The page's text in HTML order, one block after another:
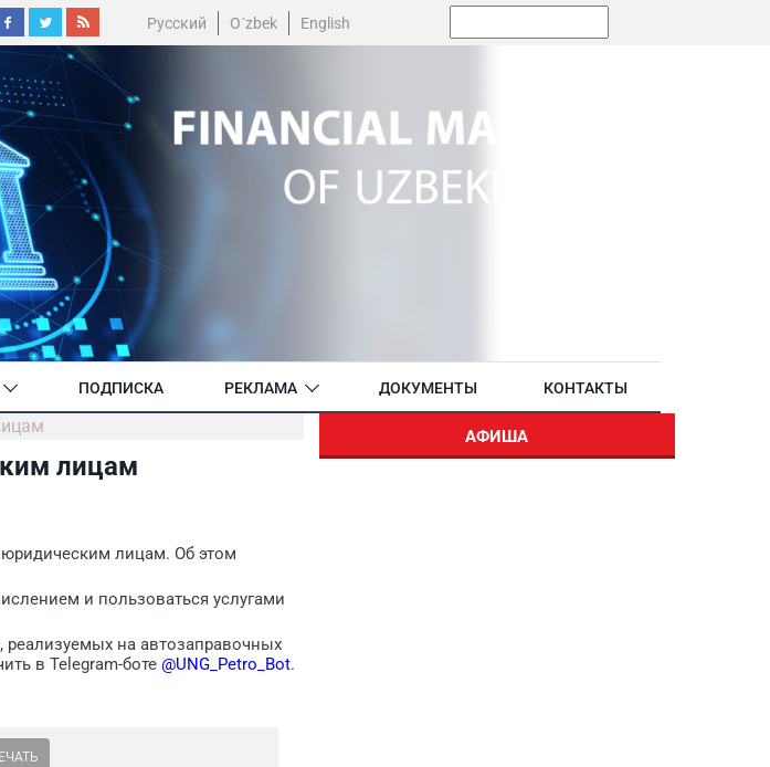
Русский O´zbek English
ПОДПИСКА РЕКЛАМА ДОКУМЕНТЫ КОНТАКТЫ
лицам
юридическим лицам. Об этом
и пользоваться услугами
реализуемых на автозаправочных
в Telegram-боте @UNG_Petro_Bot.
АФИША